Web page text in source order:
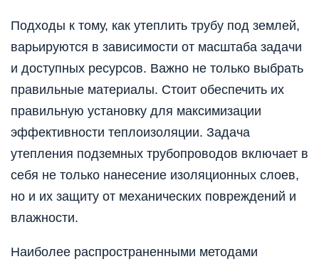
Подходы к тому, как утеплить трубу под землей,
варьируются в зависимости от масштаба задачи
и доступных ресурсов. Важно не только выбрать
правильные материалы. Стоит обеспечить их
правильную установку для максимизации
эффективности теплоизоляции. Задача
утепления подземных трубопроводов включает в
себя не только нанесение изоляционных слоев,
но и их защиту от механических повреждений и
влажности.
Наиболее распространенными методами